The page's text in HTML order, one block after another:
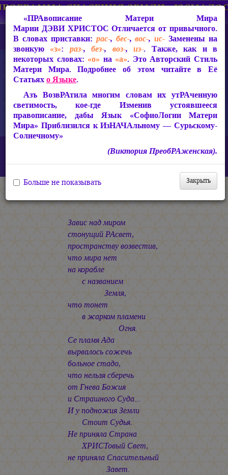
СакРАльная Поэзия Матери Мира
Полёт над Бездной
Апокалиптическое
Завис над миром
стонущий РАсвет,
пространству возвестив,
что мира нет
на корабле
с названием
Земля,
что тонет
в жарком пламени
Огня.
Се пламя Ада
вырвалось сожечь
больное стадо,
что нельзя сберечь
от Гнева Божия
и Страшного Суда...
И у подножия Земли
Стоит Судья.
Не приняла Страна
ХРИСТовый Свет,
не приняла Спасительный
Завет.
«ПРАвописание Матери Мира
Марии ДЭВИ ХРИСТОС Отличается от привычного.
В словах приставки: рас-, бес-,вос-,ис- Заменены на
звонкую «з»: раз-,без-, воз-,из-. Также, как и в
некоторых словах: «о» на «а». Это Авторский Стиль
Матери Мира. Подробнее об этом читайте в Её
Статьяхо Языке.
Азъ ВозвРАтила многим словам их утРАченную
светимость, кое-где Изменив устоявшееся
правописание, дабы Язык «СофиоЛогии Матери
Мира» Приблизился к ИзНАЧАльному — Сурьскому-
Солнечному»
(Виктория ПреобРАженская).
Закрыть
Больше не показывать